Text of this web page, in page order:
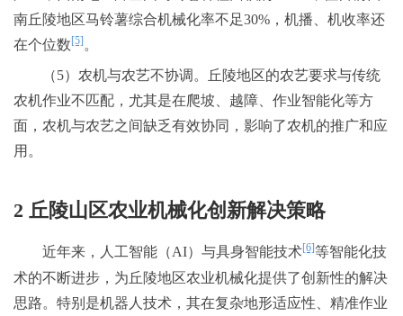
南丘陵地区马铃薯综合机械化率不足30%，机播、机收率还
在个位数 [5] 。
（5）农机与农艺不协调。丘陵地区的农艺要求与传统
农机作业不匹配，尤其是在爬坡、越障、作业智能化等方
面，农机与农艺之间缺乏有效协同，影响了农机的推广和应
用。
2 丘陵山区农业机械化创新解决策略
近年来，人工智能（AI）与具身智能技术[6]等智能化技
术的不断进步，为丘陵地区农业机械化提供了创新性的解决
思路。特别是机器人技术，其在复杂地形适应性、精准作业